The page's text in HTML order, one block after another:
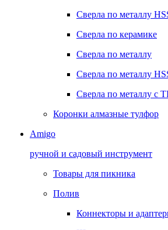
Сверла по металлу
Сверла по керамике
Сверла по металлу
Сверла по металлу
Сверла по металлу с
Коронки алмазные тулфор
Amigo
ручной и садовый инструмент
Товары для пикника
Полив
Коннекторы и